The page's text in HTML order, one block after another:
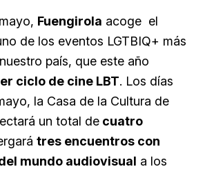
Fuengirola acoge el
de los eventos LGTBIQ+ más
país, que este año
ciclo de cine LBT. Los días
la Casa de la Cultura de
un total de cuatro
tres encuentros con
mundo audiovisual a los